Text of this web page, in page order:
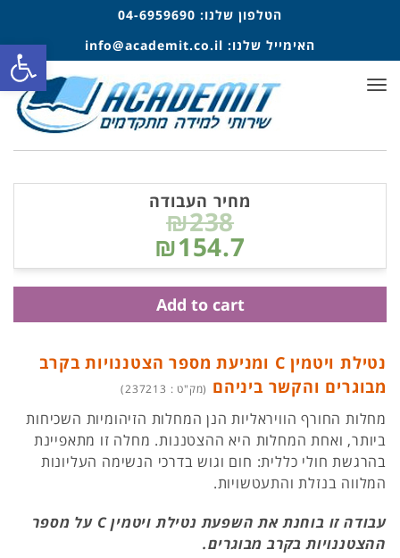
הטלפון שלנו: 04-6959690
האימייל שלנו: info@academit.co.il
תפריט
נטילת ויטמין C ומניעת מספר הצטננויות בקרב
מבוגרים והקשר ביניהם (מק"ט : 237213)
מחלות החורף הוויראליות הנן המחלות הזיהומיות השכיחות
ביותר, ואחת המחלות היא ההצטננות. מחלה זו מתאפיינת
בהרגשת חולי כללית: חום וגוש בדרכי הנשימה העליונות
המלווה בנזלת והתעטשויות.
עבודה זו בוחנת את השפעת נטילת ויטמין C על מספר
ההצטננויות בקרב מבוגרים.
מחיר העבודה
₪238
₪154.7
Add to cart
פתח